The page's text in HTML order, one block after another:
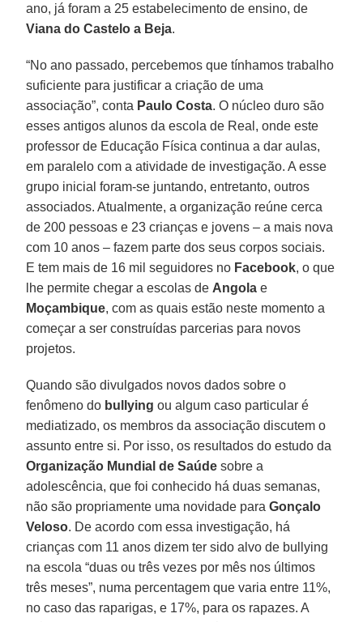
ano, já foram a 25 estabelecimento de ensino, de
Viana do Castelo a Beja.
“No ano passado, percebemos que tínhamos trabalho
suficiente para justificar a criação de uma
associação”, conta Paulo Costa. O núcleo duro são
esses antigos alunos da escola de Real, onde este
professor de Educação Física continua a dar aulas,
em paralelo com a atividade de investigação. A esse
grupo inicial foram-se juntando, entretanto, outros
associados. Atualmente, a organização reúne cerca
de 200 pessoas e 23 crianças e jovens – a mais nova
com 10 anos – fazem parte dos seus corpos sociais.
E tem mais de 16 mil seguidores no Facebook, o que
lhe permite chegar a escolas de Angola e
Moçambique, com as quais estão neste momento a
começar a ser construídas parcerias para novos
projetos.
Quando são divulgados novos dados sobre o
fenômeno do bullying ou algum caso particular é
mediatizado, os membros da associação discutem o
assunto entre si. Por isso, os resultados do estudo da
Organização Mundial de Saúde sobre a
adolescência, que foi conhecido há duas semanas,
não são propriamente uma novidade paraGonçalo
Veloso. De acordo com essa investigação, há
crianças com 11 anos dizem ter sido alvo de bullying
na escola “duas ou três vezes por mês nos últimos
três meses”, numa percentagem que varia entre 11%,
no caso das raparigas, e 17%, para os rapazes. A